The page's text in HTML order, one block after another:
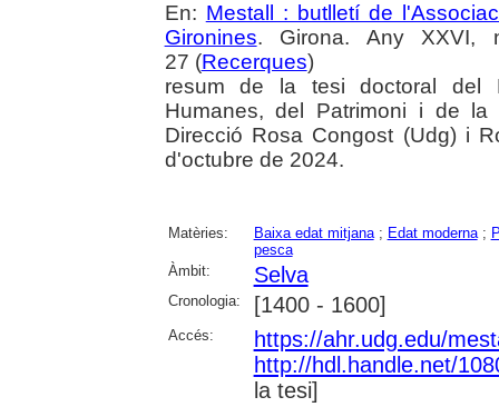
En: Mestall : butlletí de
Gironines. Girona. Any XXVI,
27 (Recerques)
resum de la tesi doctoral del
Humanes, del Patrimoni i de
Direcció Rosa Congost (Udg) i
d'octubre de 2024.
Matèries: Baixa edat mitjana; Edat moderna;
pesca
Àmbit:
Selva
Cronologia: [1400 - 1600]
Accés:
https://ahr.udg.edu/
http://hdl.handle.net/
la tesi]